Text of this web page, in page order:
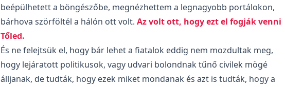
beépülhetett a böngészőbe, megnézhettem a legnagyobb portálokon,
bárhova szörföltél a hálón ott volt. Az volt ott, hogy ezt el fogják venni
Tőled.
És ne felejtsük el, hogy bár lehet a fiatalok eddig nem mozdultak meg,
hogy lejáratott politikusok, vagy udvari bolondnak tűnő civilek mögé
álljanak, de tudták, hogy ezek miket mondanak és azt is tudták, hogy a